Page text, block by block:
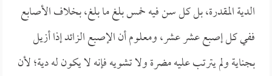
الدية المقدرة، بل كل سن فيه خمس بلغ ما بلغ، بخلاف الأصابع
ففي كل إصبع عشر عشر، ومعلوم أن الإصبع الزائد إذا أزيل
بجناية ولم يترتب عليه مضرة ولا تشويه فإنه لا يكون له دية؛ لأن